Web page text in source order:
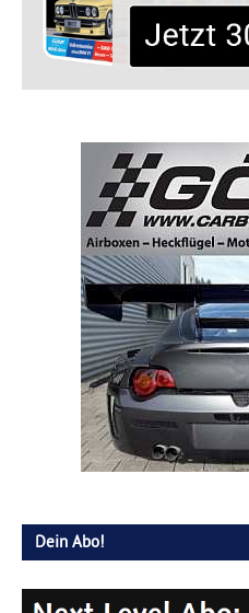
Dein Abo!